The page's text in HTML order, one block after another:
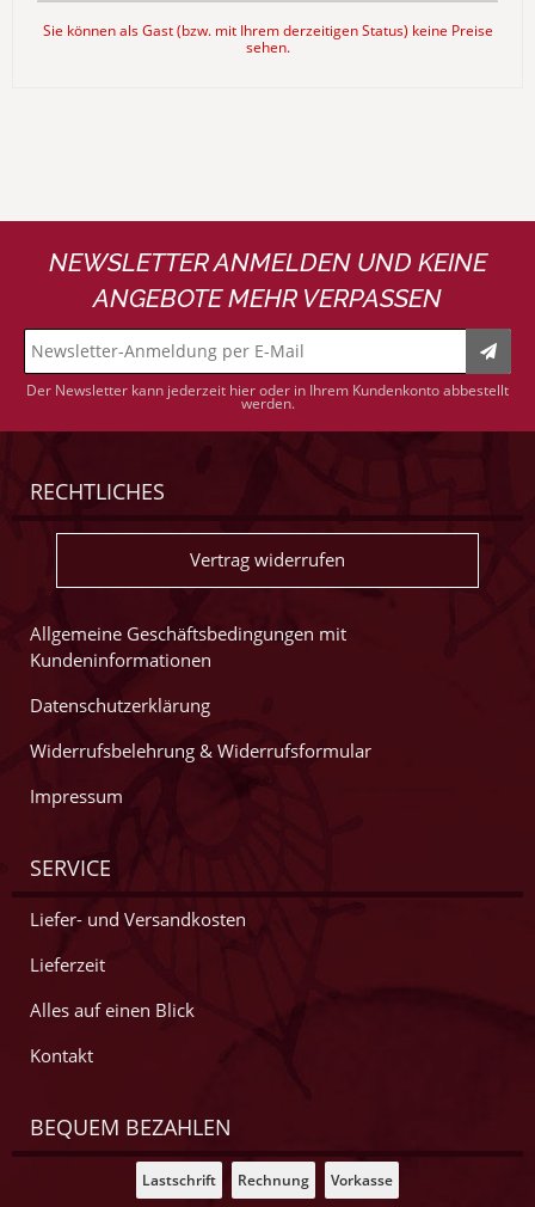
Sie können als Gast (bzw. mit Ihrem derzeitigen Status) keine Preise
sehen.
NEWSLETTER ANMELDEN UND KEINE
ANGEBOTE MEHR VERPASSEN
Der Newsletter kann jederzeit hier oder in Ihrem Kundenkonto abbestellt
werden.
RECHTLICHES
Vertrag widerrufen
Allgemeine Geschäftsbedingungen mit
Kundeninformationen
Datenschutzerklärung
Widerrufsbelehrung & Widerrufsformular
Impressum
SERVICE
Liefer- und Versandkosten
Lieferzeit
Alles auf einen Blick
Kontakt
BEQUEM BEZAHLEN
Lastschrift Rechnung Vorkasse